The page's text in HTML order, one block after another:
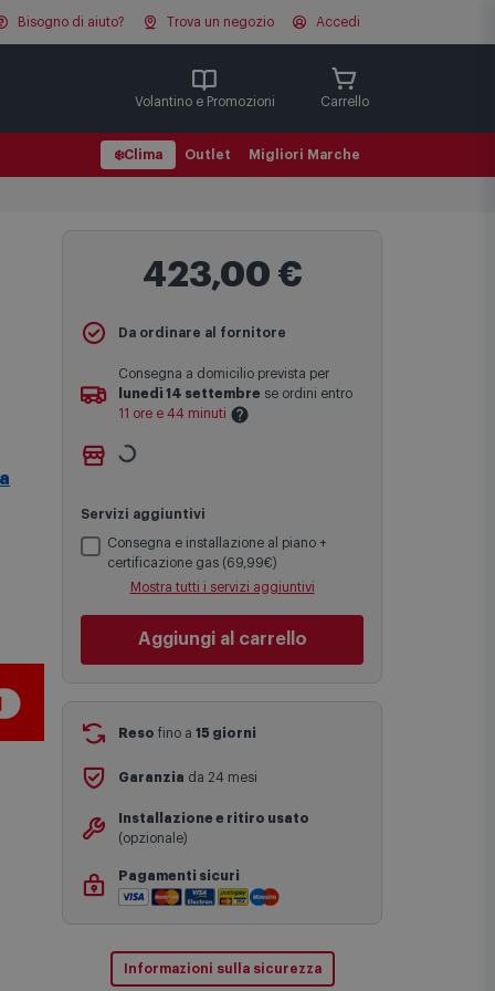
Bisogno di aiuto? Trova un negozio Accedi
Volantino e Promozioni Carrello
❄️Clima Outlet Migliori Marche
423,00 €
Da ordinare al fornitore
Consegna a domicilio prevista per
lunedì 14 settembre se ordini entro
11 ore e 44 minuti
Le date previste per la consegna sono
statistiche di consegna in possesso di
I tempi di consegna effettivi potrebbero
variare in situazioni specifiche (ad
esempio consegne verso zone
regioni montane, consegna nei periodi
festivi e ricorrenze principali o in
verranno spediti a partire dalla data di
prodotto.
Ritiro gratuito presso
Servizi aggiuntivi
certificazione gas (69,99€)
Garanzia da 24 mesi
(opzionale)
Pagamenti sicuri